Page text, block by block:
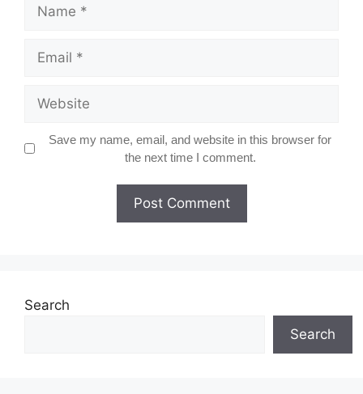
Save my name, email, and website in this browser for
the next time I comment.
Search
Search